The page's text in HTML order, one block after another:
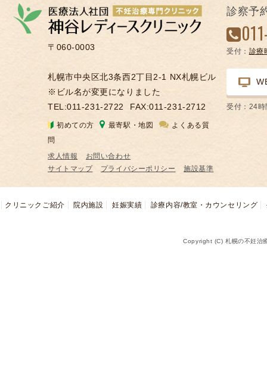
〒060-0003
札幌市中央区北3条西2丁目2-1 NX札幌ビル
※ビル名が変更になりました
TEL:011-231-2722
FAX:011-231-2712
初めての方 最寄駅・地図
よくある質
問
求人情報
お問い合わせ
サイトマップ
プライバシーポリシー 施設基準
診察予
受付： 診療
受付：24時
クリニックご紹介 院内施設 妊娠実績 診療内容/教室・カウンセリング
Copyright (C) 札幌の不妊治